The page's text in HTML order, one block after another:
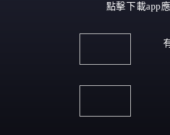
點擊下載app